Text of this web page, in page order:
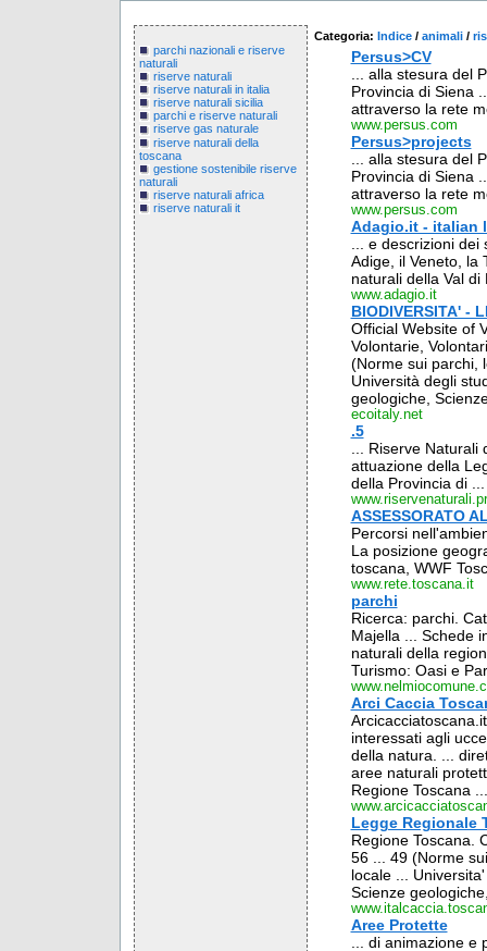
parchi nazionali e riserve
naturali
riserve naturali
riserve naturali in italia
riserve naturali sicilia
parchi e riserve naturali
riserve gas naturale
riserve naturali della
toscana
gestione sostenibile riserve
naturali
riserve naturali africa
riserve naturali it
Categoria: Indice / animali /
Persus>CV
... alla stesura del
Provincia di Siena
attraverso la rete
www.persus.com
Persus>projects
... alla stesura del
Provincia di Siena
attraverso la rete
www.persus.com
Adagio.it - italian
... e descrizioni
Adige, il Veneto, la
naturali della Val di
www.adagio.it
BIODIVERSITA' -
Official Website of
Volontarie,
(Norme sui parchi,
Università degli
geologiche,
ecoitaly.net
.5
... Riserve
attuazione della
della Provincia di ...
ASSESSORATO
Percorsi
La posizione
toscana, WWF
www.rete.toscana.it
parchi
Ricerca: parchi.
Majella ... Schede
naturali della
Turismo: Oasi e
Arci Caccia
interessati agli
della natura. ...
aree naturali
Regione Toscana ...
Legge Regionale
Regione Toscana.
56 ... 49 (Norme
locale ...
Scienze
Aree Protette
... di animazione